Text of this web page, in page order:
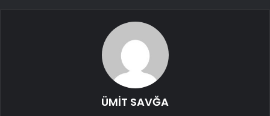
ÜMİT SAVĞA